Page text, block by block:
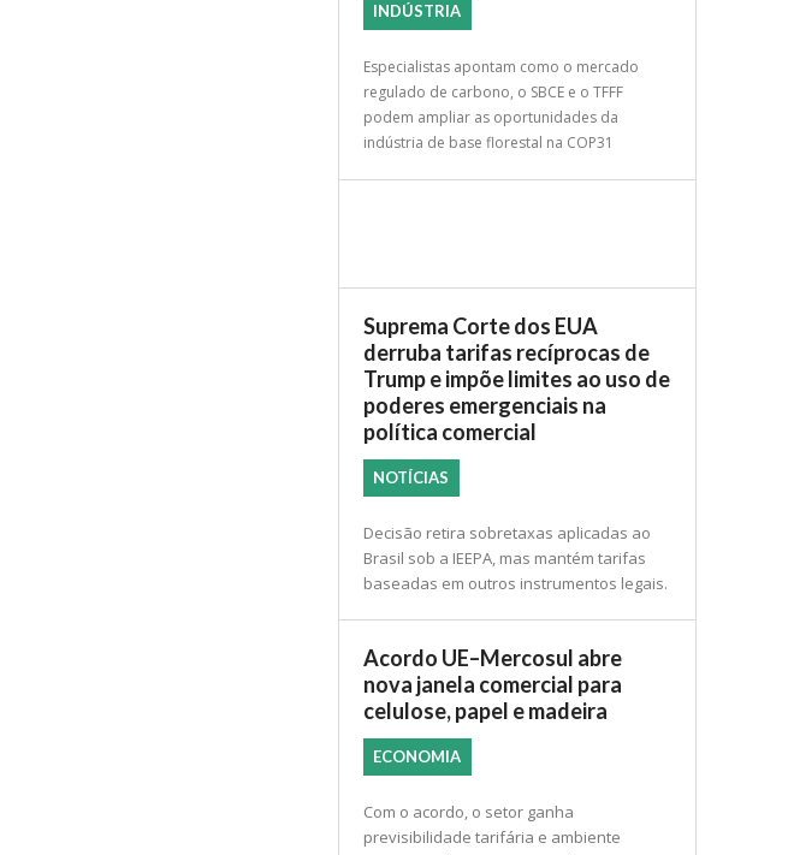
INDÚSTRIA
Especialistas apontam como o mercado
regulado de carbono, o SBCE e o TFFF
podem ampliar as oportunidades da
indústria de base florestal na COP31
Suprema Corte dos EUA
derruba tarifas recíprocas de
Trump e impõe limites ao uso de
poderes emergenciais na
política comercial
NOTÍCIAS
Decisão retira sobretaxas aplicadas ao
Brasil sob a IEEPA, mas mantém tarifas
baseadas em outros instrumentos legais.
Acordo UE–Mercosul abre
nova janela comercial para
celulose, papel e madeira
ECONOMIA
Com o acordo, o setor ganha
previsibilidade tarifária e ambiente